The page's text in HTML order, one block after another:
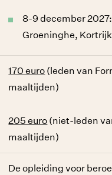
8-9 december 2027:
Groeninghe,
170 euro (leden van
maaltijden)
205 euro (niet-leden
maaltijden)
De opleiding voor